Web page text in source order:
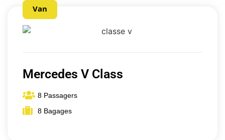
Van
Mercedes V Class
8 Passagers
8 Bagages